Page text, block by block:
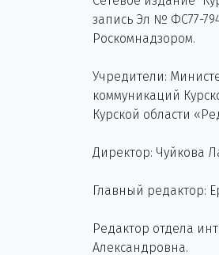
запись Эл № ФС77-
Роскомнадзором.
Учредители:
коммуникаций
Курской области
Директор: Чуйкова
Главный редактор:
Редактор отдела
Александровна.